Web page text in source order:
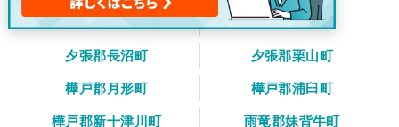
空知郡上砂川町
夕張郡由仁町
夕張郡長沼町
夕張郡栗山町
樺戸郡月形町
樺戸郡浦臼町
樺戸郡新十津川町
雨竜郡妹背牛町